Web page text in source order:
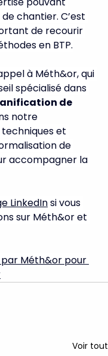
chantier. C’est
de recourir
en BTP.
à Méth&or, qui
spécialisé dans
de
notre
et
de
accompagner la
LinkedIn si vous
sur Méth&or et
Méth&or pour
Voir tout